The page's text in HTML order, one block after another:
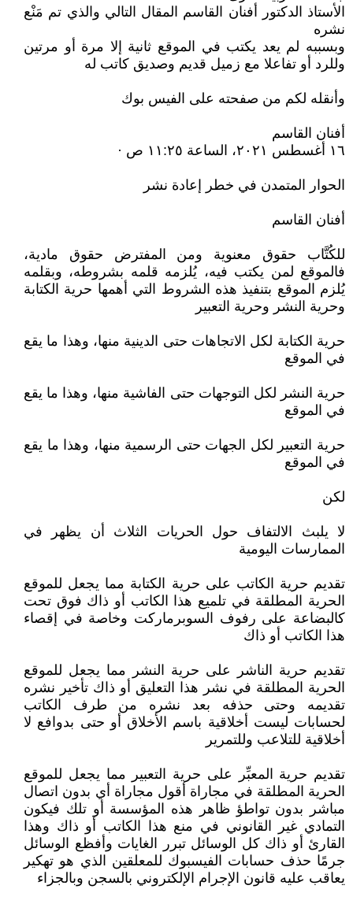
الأستاذ الدكتور أفنان القاسم المقال التالي والذي تم مَنْع
نشره
وبسببه لم يعد يكتب في الموقع ثانية إلا مرة أو مرتين
وللرد أو تفاعلا مع زميل قديم وصديق كاتب له
وأنقله لكم من صفحته على الفيس بوك
أفنان القاسم
الحوار المتمدن في خطر إعادة نشر
أفنان القاسم
للكُتَّاب حقوق معنوية ومن المفترض حقوق مادية،
فالموقع لمن يكتب فيه، يُلزمه قلمه بشروطه، وبقلمه
يُلزم الموقع بتنفيذ هذه الشروط التي أهمها حرية الكتابة
وحرية النشر وحرية التعبير
حرية الكتابة لكل الاتجاهات حتى الدينية منها، وهذا ما يقع
في الموقع
حرية النشر لكل التوجهات حتى الفاشية منها، وهذا ما يقع
في الموقع
حرية التعبير لكل الجهات حتى الرسمية منها، وهذا ما يقع
في الموقع
لكن
لا يلبث الالتفاف حول الحريات الثلاث أن يظهر في
الممارسات اليومية
تقديم حرية الكاتب على حرية الكتابة مما يجعل للموقع
الحرية المطلقة في تلميع هذا الكاتب أو ذاك فوق تحت
كالبضاعة على رفوف السوبرماركت وخاصة في إقصاء
هذا الكاتب أو ذاك
تقديم حرية الناشر على حرية النشر مما يجعل للموقع
الحرية المطلقة في نشر هذا التعليق أو ذاك تأخير نشره
تقديمه وحتى حذفه بعد نشره من طرف الكاتب
لحسابات ليست أخلاقية باسم الأخلاق أو حتى بدوافع لا
أخلاقية للتلاعب وللتمرير
تقديم حرية المعبِّر على حرية التعبير مما يجعل للموقع
الحرية المطلقة في مجاراة أقول مجاراة أي بدون اتصال
مباشر بدون تواطؤ ظاهر هذه المؤسسة أو تلك فيكون
التمادي غير القانوني في منع هذا الكاتب أو ذاك وهذا
القارئ أو ذاك كل الوسائل تبرر الغايات وأفظع الوسائل
جرمًا حذف حسابات الفيسبوك للمعلقين الذي هو تهكير
يعاقب عليه قانون الإجرام الإلكتروني بالسجن وبالجزاء